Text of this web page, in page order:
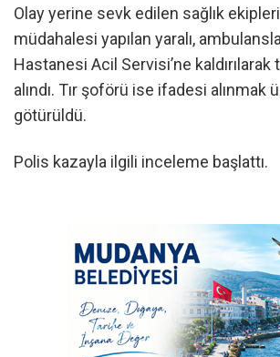
Olay yerine sevk edilen sağlık
müdahalesi yapılan yaralı,
Hastanesi Acil Servisi’ne kaldırılarak
alındı. Tır şoförü ise ifadesi alınmak
götürüldü.
Polis kazayla ilgili inceleme başlattı.